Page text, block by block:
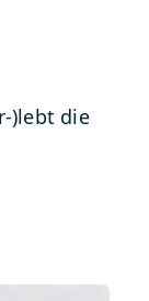
)lebt die